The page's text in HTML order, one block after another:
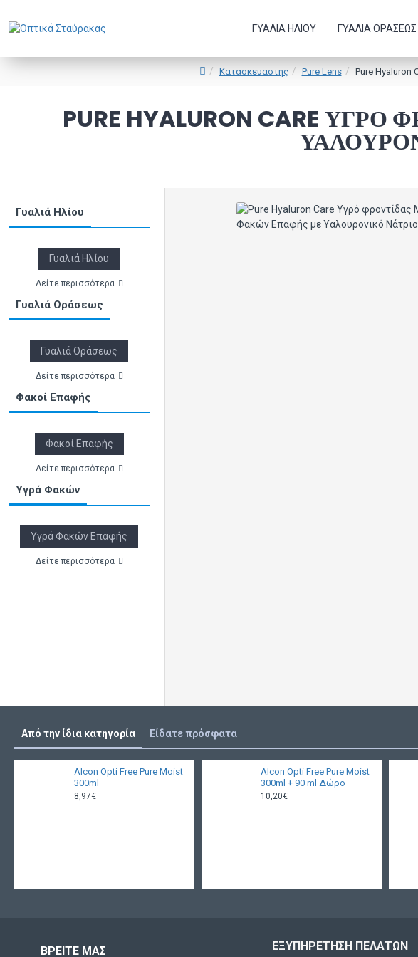
ΓΥΑΛΙΆ ΗΛΊΟΥ ΓΥΑΛΙΆ ΟΡΆΣΕΩΣ
Κατασκευαστής Pure Lens Pure Hyaluron
PURE HYALURON CARE
Γυαλιά Ηλίου
Γυαλιά Ηλίου
Δείτε περισσότερα
Γυαλιά Οράσεως
Γυαλιά Οράσεως
Δείτε περισσότερα
Φακοί Επαφής
Φακοί Επαφής
Δείτε περισσότερα
Υγρά Φακών
Υγρά Φακών Επαφής
Δείτε περισσότερα
Από την ίδια κατηγορία Είδατε πρόσφατα
Alcon Opti Free Pure Moist
300ml
8,97€
Alcon Opti Free Pure Moist
300ml + 90 ml Δώρο
10,20€
ΒΡΕΙΤΕ ΜΑΣ ΕΞΥΠΗΡΈΤΗΣΗ ΠΕΛΑΤΏΝ